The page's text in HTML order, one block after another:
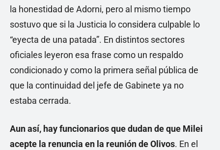
la honestidad de Adorni, pero al mismo tiempo
sostuvo que si la Justicia lo considera culpable lo
“eyecta de una patada”. En distintos sectores
oficiales leyeron esa frase como un respaldo
condicionado y como la primera señal pública de
que la continuidad del jefe de Gabinete ya no
estaba cerrada.
Aun así, hay funcionarios que dudan de que Milei
acepte la renuncia en la reunión de Olivos. En el